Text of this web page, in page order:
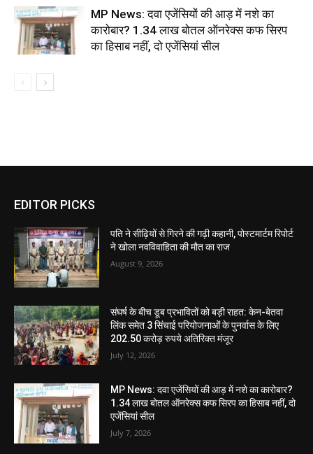
MP News: दवा एजेंसियों की आड़ में नशे का
कारोबार? 1.34 लाख बोतल ऑनरेक्स कफ सिरप
का हिसाब नहीं, दो एजेंसियां सील
EDITOR PICKS
पति ने सीढ़ियों से गिरने की गढ़ी कहानी, पोस्टमार्टम रिपोर्ट
ने खोला नवविवाहिता की मौत का राज
August 9, 2026
संघर्ष के बीच डूब प्रभावितों को बड़ी राहत: केन-बेतवा
लिंक समेत 3 सिंचाई परियोजनाओं के पुनर्वास के लिए
202.50 करोड़ रुपये अतिरिक्त मंजूर
July 12, 2026
MP News: दवा एजेंसियों की आड़ में नशे का कारोबार?
1.34 लाख बोतल ऑनरेक्स कफ सिरप का हिसाब नहीं, दो
एजेंसियां सील
July 7, 2026